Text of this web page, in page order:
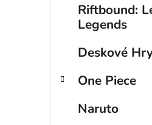
Riftbound:
Legends
Deskové
One Piece
Naruto